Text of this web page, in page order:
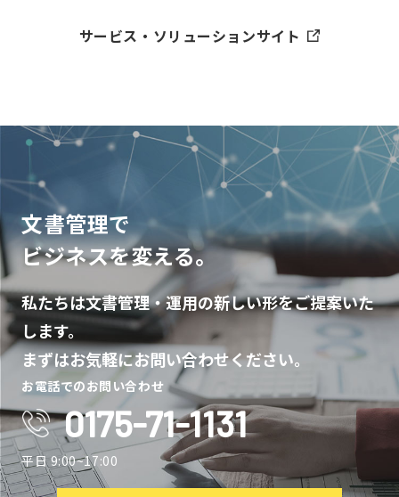
サービス・ソリューションサイト
文書管理で
ビジネスを変える。
私たちは文書管理・運用の新しい形をご提案いた
します。
まずはお気軽にお問い合わせください。
お電話でのお問い合わせ
0175-71-1131
平日 9:00~17:00